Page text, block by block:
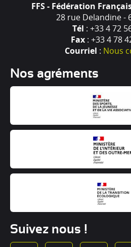
FFS - Fédération
28 rue Delandine -
Tél : +33 4 72
Fax : +33 4 78
Courriel : Nous
Nos agréments
Suivez nous !